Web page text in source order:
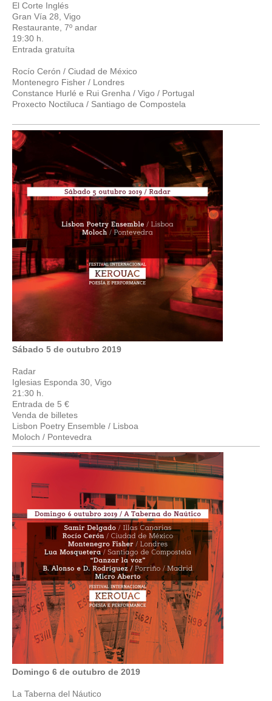
El Corte Inglés
Gran Vía 28, Vigo
Restaurante, 7º andar
19:30 h.
Entrada gratuíta
Rocío Cerón / Ciudad de México
Montenegro Fisher / Londres
Constance Hurlé e Rui Grenha / Vigo / Portugal
Proxecto Noctiluca / Santiago de Compostela
Sábado 5 de outubro 2019
Radar
Iglesias Esponda 30, Vigo
21:30 h.
Entrada de 5 €
Venda de billetes
Lisbon Poetry Ensemble / Lisboa
Moloch / Pontevedra
Domingo 6 de outubro de 2019
La Taberna del Náutico